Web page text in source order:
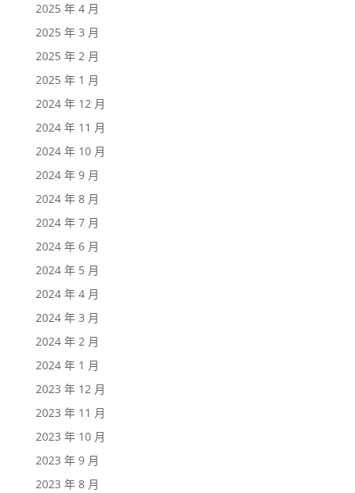
2025 年 4 月
2025 年 3 月
2025 年 2 月
2025 年 1 月
2024 年 12 月
2024 年 11 月
2024 年 10 月
2024 年 9 月
2024 年 8 月
2024 年 7 月
2024 年 6 月
2024 年 5 月
2024 年 4 月
2024 年 3 月
2024 年 2 月
2024 年 1 月
2023 年 12 月
2023 年 11 月
2023 年 10 月
2023 年 9 月
2023 年 8 月